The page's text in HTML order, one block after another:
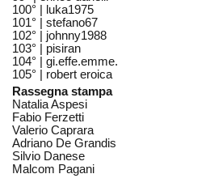
100° |
luka1975
101° | stefano67
102° | johnny1988
103° | pisiran
104° | gi.effe.emme.
105° | robert eroica
Rassegna stampa
Natalia Aspesi
Fabio Ferzetti
Valerio Caprara
Adriano De Grandis
Silvio Danese
Malcom Pagani